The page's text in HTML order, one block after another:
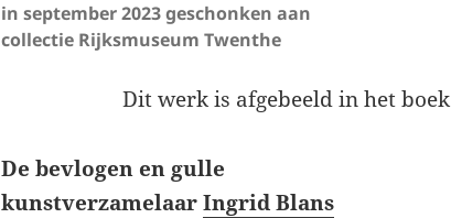
in september 2023 geschonken aan
collectie Rijksmuseum Twenthe
Dit werk is afgebeeld in het boek
De bevlogen en gulle
kunstverzamelaarIngrid Blans